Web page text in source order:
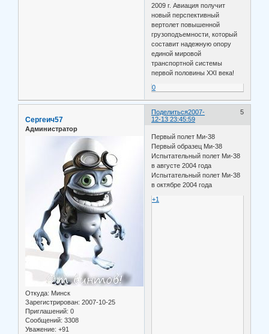
2009 г. Авиация получит
новый перспективный
вертолет повышенной
грузоподъемности, который
составит надежную опору
единой мировой
транспортной системы
первой половины XXI века!
0
Поделиться 5
2007-
12-13 23:45:59
Сергеич57
Администратор
Откуда: Минск
Зарегистрирован: 2007-10-25
Приглашений: 0
Сообщений: 3308
Уважение: +91
Первый полет Ми-38
Первый образец Ми-38
Испытательный полет Ми-38
в августе 2004 года
Испытательный полет Ми-38
в октябре 2004 года
+1